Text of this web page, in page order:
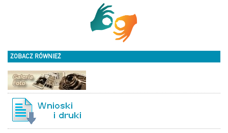
ZOBACZ RÓWNIEŻ